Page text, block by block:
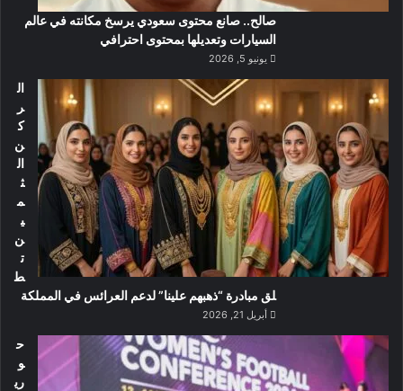
صالح.. صانع محتوى سعودي يرسخ مكانته في عالم
السيارات وتعديلها بمحتوى احترافي
يونيو 5, 2026
ال
ر
ك
ن
ال
ث
م
ي
ن
ت
ط
لق مبادرة “ذهبهم علينا” لدعم العرائس في المملكة
أبريل 21, 2026
ح
و
ري